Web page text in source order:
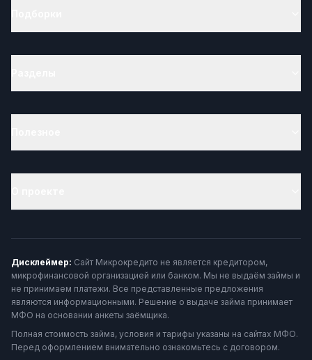
Дисклеймер: Сайт Микрокредито не является кредитором,
микрофинансовой организацией или банком. Мы не выдаём займы и
не принимаем платежи. Все представленные предложения
являются информационными. Решение о выдаче займа принимает
МФО на основании анкеты заёмщика.
Полная стоимость займа, условия и тарифы указаны на сайтах МФО.
Перед оформлением внимательно ознакомьтесь с договором.